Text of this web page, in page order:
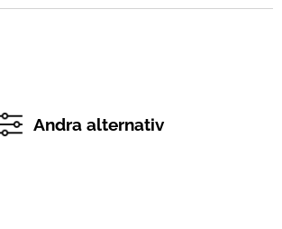
Andra alternativ